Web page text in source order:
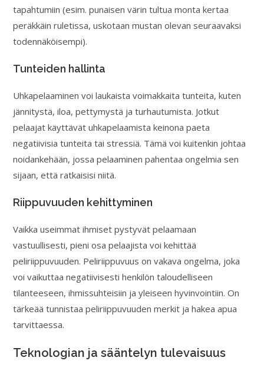
tapahtumiin (esim. punaisen värin tultua monta kertaa
peräkkäin ruletissa, uskotaan mustan olevan seuraavaksi
todennäköisempi).
Tunteiden hallinta
Uhkapelaaminen voi laukaista voimakkaita tunteita, kuten
jännitystä, iloa, pettymystä ja turhautumista. Jotkut
pelaajat käyttävät uhkapelaamista keinona paeta
negatiivisia tunteita tai stressiä. Tämä voi kuitenkin johtaa
noidankehään, jossa pelaaminen pahentaa ongelmia sen
sijaan, että ratkaisisi niitä.
Riippuvuuden kehittyminen
Vaikka useimmat ihmiset pystyvät pelaamaan
vastuullisesti, pieni osa pelaajista voi kehittää
peliriippuvuuden. Peliriippuvuus on vakava ongelma, joka
voi vaikuttaa negatiivisesti henkilön taloudelliseen
tilanteeseen, ihmissuhteisiin ja yleiseen hyvinvointiin. On
tärkeää tunnistaa peliriippuvuuden merkit ja hakea apua
tarvittaessa.
Teknologian ja sääntelyn tulevaisuus